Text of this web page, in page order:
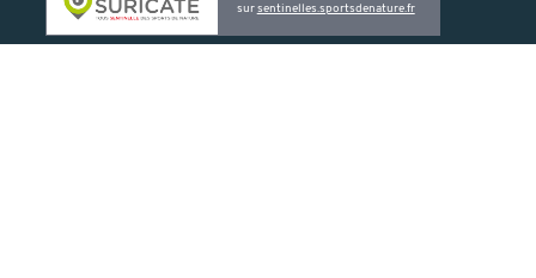
sursentinelles.sportsdenature.fr